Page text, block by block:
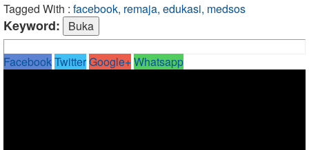
Tagged With : facebook, remaja, edukasi, medsos
Keyword:
FacebookTwitterGoogle+Whatsapp